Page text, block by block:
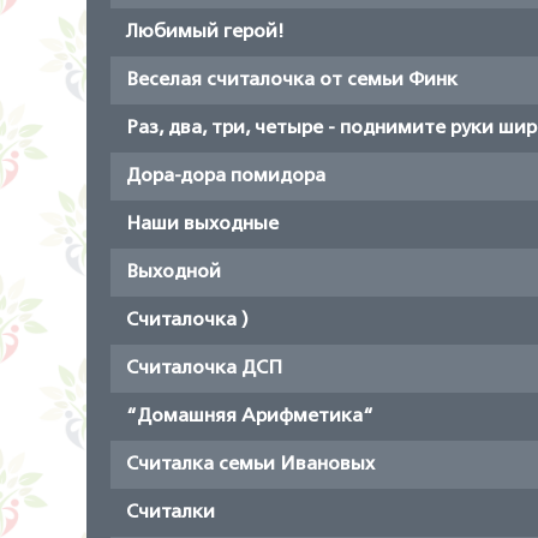
Любимый герой!
Веселая считалочка от семьи Финк
Раз, два, три, четыре - поднимите руки
Дора-дора помидора
Наши выходные
Выходной
Считалочка )
Считалочка ДСП
“Домашняя Арифметика“
Считалка семьи Ивановых
Считалки